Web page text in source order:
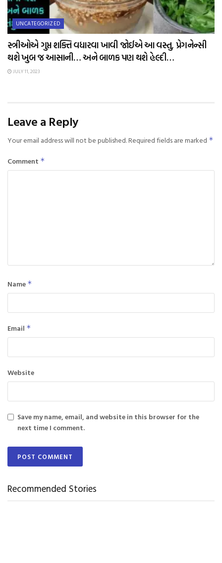
UNCATEGORIZED
સ્ત્રીઓએ ગુપ્ત શક્તિ વધારવા ખાવી જોઈએ આ વસ્તુ, પ્રેગનેન્સી
થશે ખુબ જ આસાની… અને બાળક પણ થશે હેલ્દી…
JULY 11, 2023
Leave a Reply
Your email address will not be published.Required fields are marked *
Comment *
Name *
Email *
Website
Save my name, email, and website in this browser for the
next time I comment.
Recommended Stories